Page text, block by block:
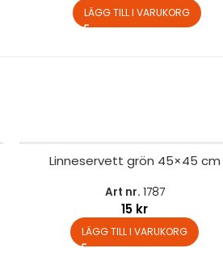
LÄGG TILL I VARUKORG
Linneservett grön 45×45 cm
Art nr. 1787
15 kr
LÄGG TILL I VARUKORG